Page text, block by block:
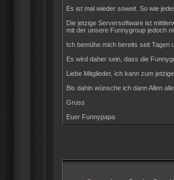
Es ist mal wieder soweit. So wie
Die jetzige Serversoftware ist
mit der unsere Funnygroup jedoch
Ich bemühe mich bereits seit Tagen
Es wird daher sein, dass die
Liebe Mitglieder, ich kann zum
Bis dahin wünsche ich dann Allen
Gruss
Euer Funnypapa